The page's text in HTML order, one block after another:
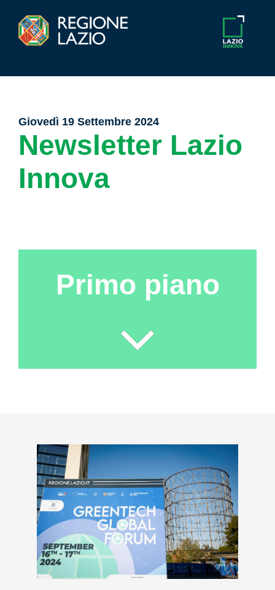
Giovedì 19 Settembre 2024
Newsletter Lazio
Innova
Primo piano